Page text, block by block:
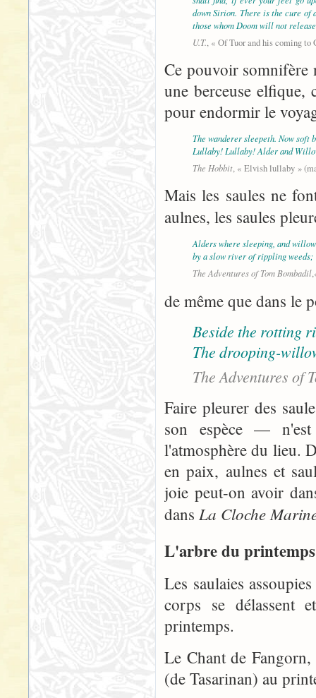
down Sirion. There is the cure of
those whom Doom will not
U.T., « Of Tuor and his coming to
Ce pouvoir somnifère
une berceuse elfique,
pour endormir le
The wanderer sleepeth. Now soft
Lullaby! Lullaby! Alder and
The Hobbit, « Elvish lullaby »
Mais les saules ne
aulnes, les saules
Alders where sleeping, and
by a slow river of rippling weeds;
The Adventures of Tom Bombadil
de même que dans le
Beside the rotting
The drooping-
The Adventures of
Faire pleurer des
son espèce —
l'atmosphère du lieu.
en paix, aulnes et
joie peut-on avoir
dans La Cloche
L'arbre du
Les saulaies
corps se délassent
printemps.
Le Chant de
(de Tasarinan) au